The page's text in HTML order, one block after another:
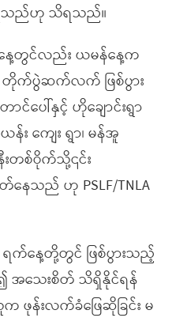
ရှိသည်ဟု သိရသည်။
တွင်လည်း ယမန်နေ့က
တိုက်ပွဲဆက်လက် ဖြစ်ပွား
င်ပေါ်နှင့် ဟိုချောင်းရွာ
န်း ကျေး ရွာ၊ မန်အူ
းတစ်ဝိုက်သို့၎င်း
သည် ဟု PSLF/TNLA
က်နေ့တို့တွင် ဖြစ်ပွားသည့်
အသေးစိတ် သိရှိနိုင်ရန်
က ဖုန်းလက်ခံဖြေဆိုခြင်း မ